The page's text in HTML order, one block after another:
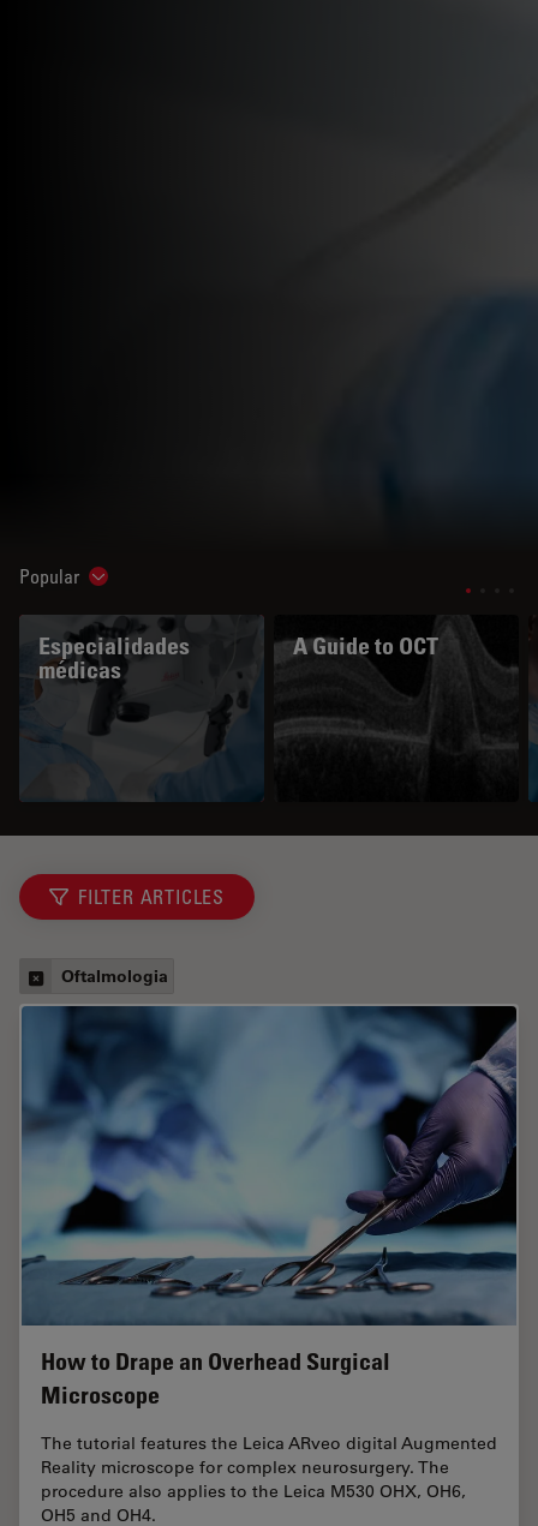
Popular Show subnavigation
Especialidades
médicas
A Guide to OCT
FILTER ARTICLES
Oftalmologia
How to Drape an Overhead Surgical
Microscope
The tutorial features the Leica ARveo digital Augmented
Reality microscope for complex neurosurgery. The
procedure also applies to the Leica M530 OHX, OH6,
OH5 and OH4.